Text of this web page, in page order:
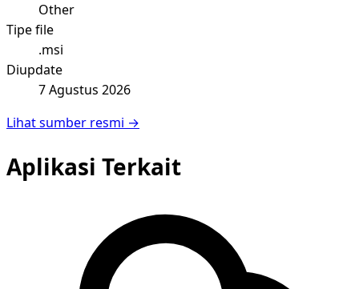
Other
Tipe file
.msi
Diupdate
7 Agustus 2026
Lihat sumber resmi →
Aplikasi Terkait